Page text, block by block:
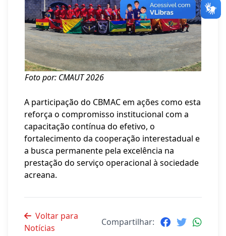
Foto por: CMAUT 2026
A participação do CBMAC em ações como esta
reforça o compromisso institucional com a
capacitação contínua do efetivo, o
fortalecimento da cooperação interestadual e
a busca permanente pela excelência na
prestação do serviço operacional à sociedade
acreana.
Voltar para
Notícias
Compartilhar: